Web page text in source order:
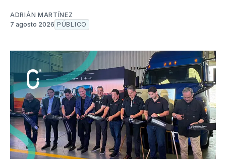
ADRIÁN MARTÍNEZ
7 agosto 2026 PÚBLICO